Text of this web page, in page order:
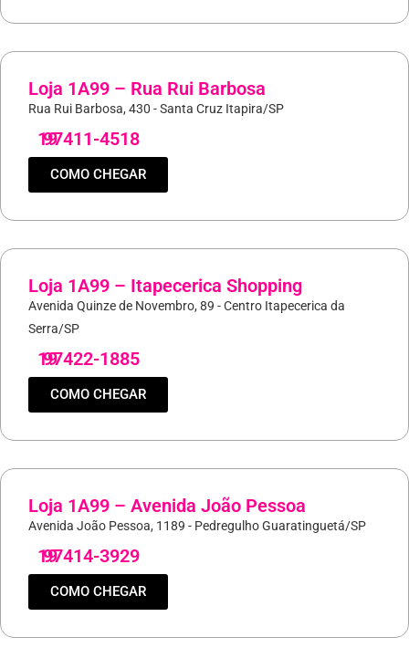
Loja 1A99 – Rua Rui Barbosa
Rua Rui Barbosa, 430 - Santa Cruz Itapira/SP
19
97411-4518
COMO CHEGAR
Loja 1A99 – Itapecerica Shopping
Avenida Quinze de Novembro, 89 - Centro Itapecerica da
Serra/SP
19
97422-1885
COMO CHEGAR
Loja 1A99 – Avenida João Pessoa
Avenida João Pessoa, 1189 - Pedregulho Guaratinguetá/SP
19
97414-3929
COMO CHEGAR